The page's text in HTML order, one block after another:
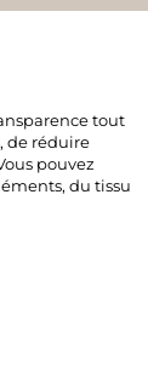
tout
de réduire
pouvez
du tissu